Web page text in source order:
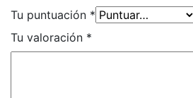
Tu puntuación *
Tu valoración *